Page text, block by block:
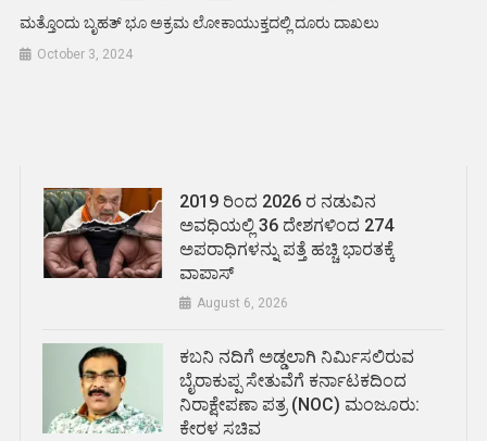
ಮತ್ತೊಂದು ಬೃಹತ್ ಭೂ ಅಕ್ರಮ ಲೋಕಾಯುಕ್ತದಲ್ಲಿ ದೂರು ದಾಖಲು
October 3, 2024
2019 ರಿಂದ 2026 ರ ನಡುವಿನ
ಅವಧಿಯಲ್ಲಿ 36 ದೇಶಗಳಿಂದ 274
ಅಪರಾಧಿಗಳನ್ನು ಪತ್ತೆ ಹಚ್ಚಿ ಭಾರತಕ್ಕೆ
ವಾಪಾಸ್
August 6, 2026
ಕಬನಿ ನದಿಗೆ ಅಡ್ಡಲಾಗಿ ನಿರ್ಮಿಸಲಿರುವ
ಬೈರಾಕುಪ್ಪ ಸೇತುವೆಗೆ ಕರ್ನಾಟಕದಿಂದ
ನಿರಾಕ್ಷೇಪಣಾ ಪತ್ರ (NOC) ಮಂಜೂರು:
ಕೇರಳ ಸಚಿವ